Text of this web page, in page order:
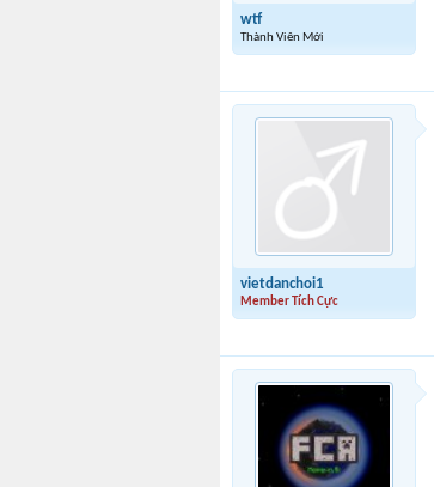
wtf
Thành Viên Mới
vietdanchoi1
Member Tích Cực